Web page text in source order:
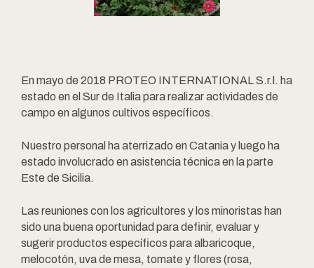
En mayo de 2018 PROTEO INTERNATIONAL S.r.l. ha
estado en el Sur de Italia para realizar actividades de
campo en algunos cultivos específicos.
Nuestro personal ha aterrizado en Catania y luego ha
estado involucrado en asistencia técnica en la parte
Este de Sicilia.
Las reuniones con los agricultores y los minoristas han
sido una buena oportunidad para definir, evaluar y
sugerir productos específicos para albaricoque,
melocotón, uva de mesa, tomate y flores (rosa,